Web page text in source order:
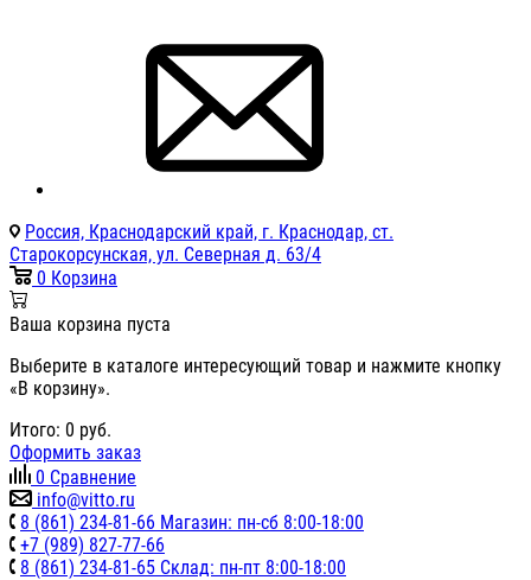
Россия, Краснодарский край, г. Краснодар, ст.
Старокорсунская, ул. Северная д. 63/4
0 Корзина
Ваша корзина пуста
Выберите в каталоге интересующий товар и нажмите кнопку
«В корзину».
Итого: 0 руб.
Оформить заказ
0 Сравнение
info@vitto.ru
8 (861) 234-81-66 Магазин: пн-сб 8:00-18:00
+7 (989) 827-77-66
8 (861) 234-81-65 Склад: пн-пт 8:00-18:00